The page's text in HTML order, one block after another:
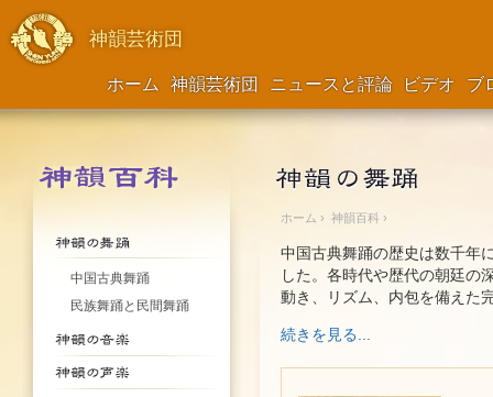
神韻芸術団
ホーム 神韻芸術団 ニュースと評論 ビデオ ブ
中国古典舞踊
民族舞踊と民間舞踊
ホーム › 神韻百科 ›
中国古典舞踊の歴史は数千年
した。各時代や歴代の朝廷の
動き、リズム、内包を備えた
続きを見る...